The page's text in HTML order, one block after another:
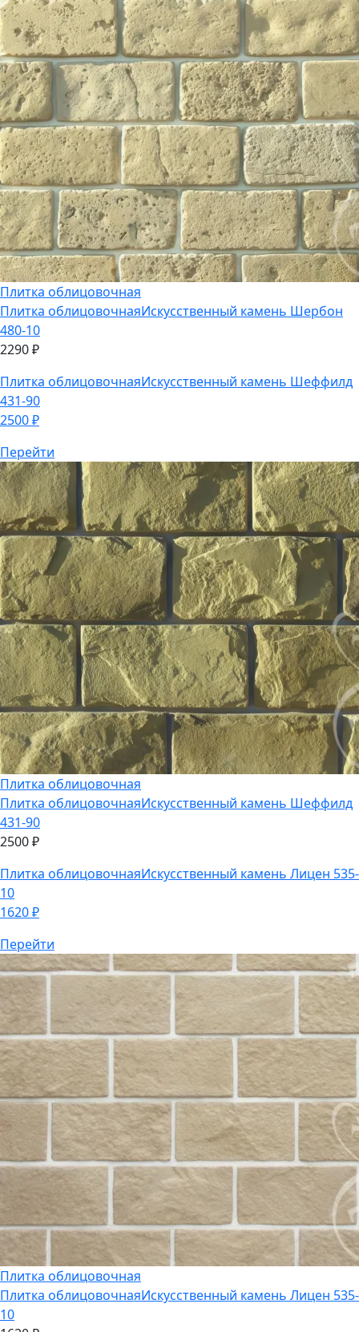
Плитка облицовочная
Плитка облицовочнаяИскусственный камень Шербон
480-10
2290₽
Плитка облицовочная
431-90
2500₽
Плитка облицовочная
Плитка облицовочнаяИскусственный камень Шеффилд
431-90
2500₽
Плитка облицовочная
10
1620₽
Плитка облицовочная
Плитка облицовочнаяИскусственный камень Лицен 535-
10
1620
₽
Плитка облицовочная
Брик 315-30
1760